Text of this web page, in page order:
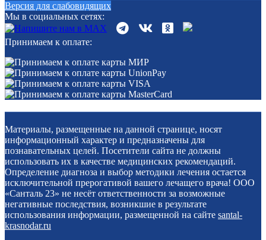
Версия для слабовидящих
Мы в социальных сетях:
Принимаем к оплате:
Материалы, размещенные на данной странице, носят
информационный характер и предназначены для
познавательных целей. Посетители сайта не должны
использовать их в качестве медицинских рекомендаций.
Определение диагноза и выбор методики лечения остается
исключительной прерогативой вашего лечащего врача! ООО
«Санталь 23» не несёт ответственности за возможные
негативные последствия, возникшие в результате
использования информации, размещенной на сайте santal-
krasnodar.ru